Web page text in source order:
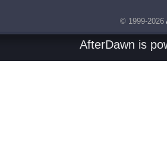
© 1999-2026
AfterDawn is